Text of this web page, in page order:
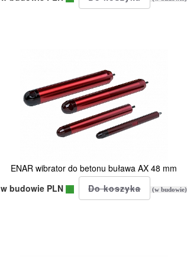
ENAR wibrator do betonu buława AX 48 mm
w budowie PLN
(w budowie)